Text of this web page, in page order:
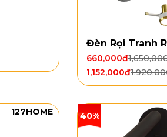
Đèn Rọi Tranh
660,000₫
1,152,000₫
127HOME 40%